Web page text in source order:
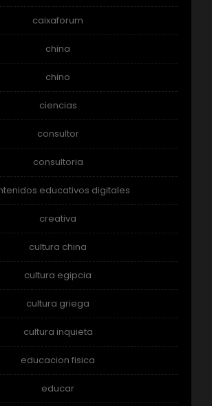
caixaforum
china
chino
ciencias
consultor
consultoria
educativos digitales
creativa
cultura china
cultura egipcia
cultura griega
cultura inquieta
educacion fisica
educar